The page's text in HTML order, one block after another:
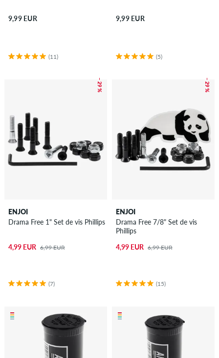
9,99 EUR
(11)
9,99 EUR
(5)
– 29 %
ENJOI
Drama Free 1" Set de vis Phillips
4,99 EUR 6,99 EUR
(7)
– 29 %
ENJOI
Drama Free 7/8" Set de vis
Phillips
4,99 EUR 6,99 EUR
(15)